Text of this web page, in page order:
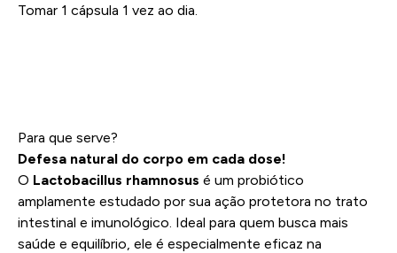
Tomar 1 cápsula 1 vez ao dia.
Para que serve?
Defesa natural do corpo em cada dose!
O Lactobacillus rhamnosus é um probiótico
amplamente estudado por sua ação protetora no trato
intestinal e imunológico. Ideal para quem busca mais
saúde e equilíbrio, ele é especialmente eficaz na